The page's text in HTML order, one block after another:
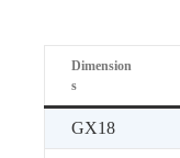
Dimension
s
GX18